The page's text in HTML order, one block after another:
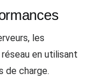
les
en utilisant
de charge.